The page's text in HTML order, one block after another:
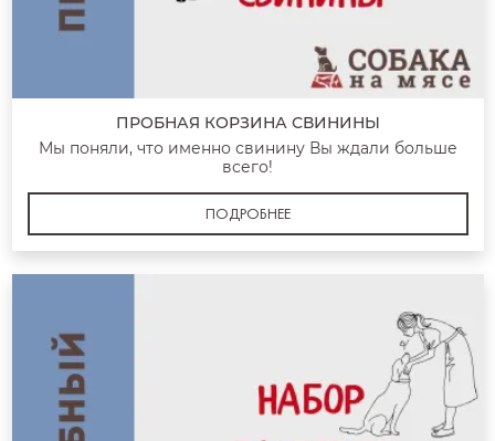
ПРОБНАЯ КОРЗИНА СВИНИНЫ
Мы поняли, что именно свинину Вы ждали больше
всего!
ПОДРОБНЕЕ